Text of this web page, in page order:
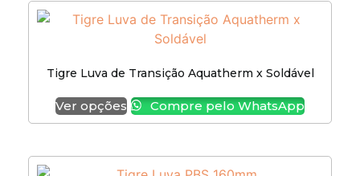
Tigre Luva de Transição Aquatherm x Soldável
Ver opções Compre pelo WhatsApp